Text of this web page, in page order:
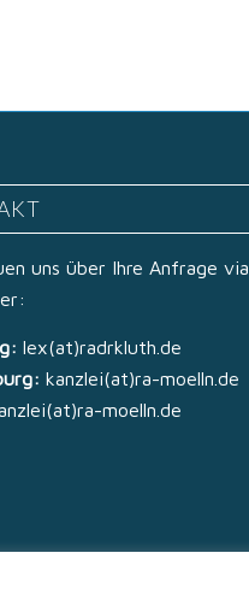
uns über Ihre Anfrage via
lex(at)radrkluth.de
kanzlei(at)ra-moelln.de
moelln.de